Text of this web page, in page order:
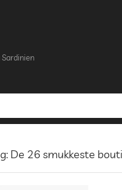
De 26 smukkeste